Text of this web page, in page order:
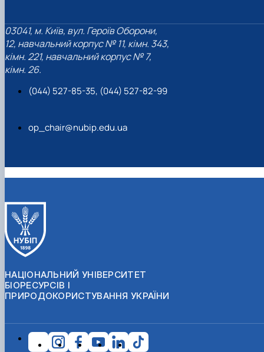
03041, м. Київ, вул. Героїв Оборони,
12, навчальний корпус № 11, кімн. 343,
кімн. 221, навчальний корпус № 7,
кімн. 26.
(044) 527-85-35, (044) 527-82-99
op_chair@nubip.edu.ua
НАЦІОНАЛЬНИЙ УНІВЕРСИТЕТ
БІОРЕСУРСІВ І
ПРИРОДОКОРИСТУВАННЯ УКРАЇНИ